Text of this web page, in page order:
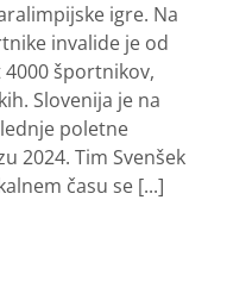
igre. Na
invalide je od
športnikov,
Slovenija je na
poletne
2024. Tim Svenšek
času se [...]